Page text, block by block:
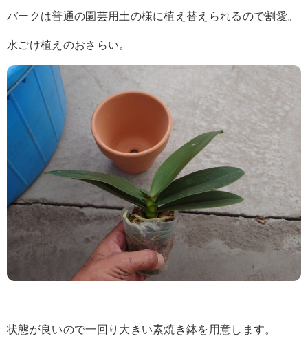
バークは普通の園芸用土の様に植え替えられるので割愛。
水ごけ植えのおさらい。
状態が良いので一回り大きい素焼き鉢を用意します。